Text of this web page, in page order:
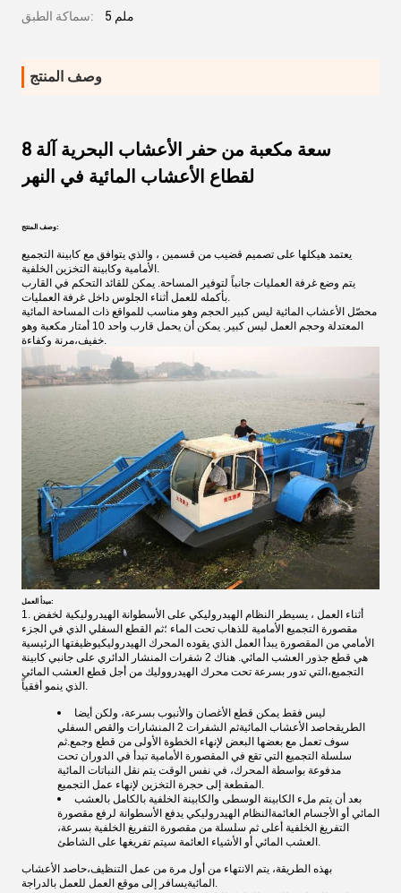
سماكة الطبق: 5 ملم
وصف المنتج
8 سعة مكعبة من حفر الأعشاب البحرية آلة
لقطاع الأعشاب المائية في النهر
وصف المنتج:
يعتمد هيكلها على تصميم قضيب من قسمين ، والذي يتوافق مع كابينة التجميع
الأمامية وكابينة التخزين الخلفية.
يتم وضع غرفة العمليات جانباً لتوفير المساحة. يمكن للقائد التحكم في القارب
بأكمله للعمل أثناء الجلوس داخل غرفة العمليات.
محصّل الأعشاب المائية ليس كبير الحجم وهو مناسب للمواقع ذات المساحة المائية
المعتدلة وحجم العمل ليس كبير. يمكن أن يحمل قارب واحد 10 أمتار مكعبة وهو
خفيف،مرنة وكفاءة.
مبدأ العمل:
1. أثناء العمل ، يسيطر النظام الهيدروليكي على الأسطوانة الهيدروليكية لخفض
مقصورة التجميع الأمامية للذهاب تحت الماء ؛ثم القطع السفلي الذي في الجزء
الأمامي من المقصورة يبدأ العمل الذي يقوده المحرك الهيدروليكيوظيفتها الرئيسية
هي قطع جذور العشب المائي. هناك 2 شفرات المنشار الدائري على جانبي كابينة
التجميع،التي تدور بسرعة تحت محرك الهيدرووليك من أجل قطع العشب المائي
ليس فقط يمكن قطع الأغصان والأنبوب بسرعة، ولكن أيضا
الطريقحاصد الأعشاب المائية
ثم الشفرات 2 المنشارات والقص السفلي
سوف تعمل مع بعضها البعض لإنهاء الخطوة الأولى من قطع وجمع.ثم
سلسلة التجميع التي تقع في المقصورة الأمامية تبدأ في الدوران تحت
مدفوعة بواسطة المحرك، في نفس الوقت يتم نقل النباتات المائية
بعد أن يتم ملء الكابينة الوسطى والكابينة الخلفية بالكامل بالعشب
المائي أو الأجسام العائمةالنظام الهيدروليكي يدفع الأسطوانة لرفع مقصورة
التفريغ الخلفية أعلى ثم سلسلة من مقصورة التفريغ الخلفية بسرعة،
بهذه الطريقة، يتم الانتهاء من أول مرة من عمل التنظيف،حاصد الأعشاب
المائية